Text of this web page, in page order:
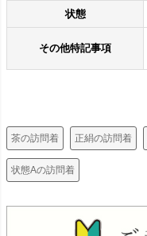
状態
その他特記事項
茶の訪問着 正絹の訪問着
状態Aの訪問着